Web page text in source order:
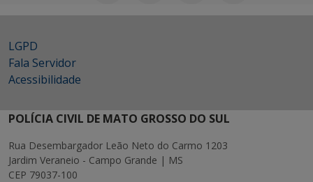
LGPD
Fala Servidor
Acessibilidade
POLÍCIA CIVIL DE MATO GROSSO DO SUL
Rua Desembargador Leão Neto do Carmo 1203
Jardim Veraneio - Campo Grande | MS
CEP 79037-100